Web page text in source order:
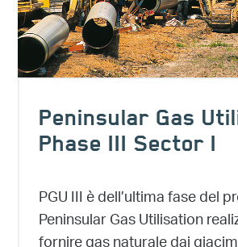
Peninsular Gas
Phase III Sector I
PGU III è dell’ultima fase del
Peninsular Gas Utilisation